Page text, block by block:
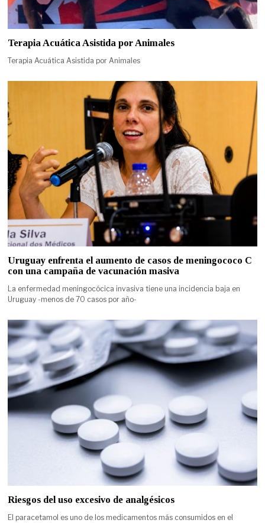
Terapia Acuática Asistida por Animales
Terapia Acuática Asistida por Animales
Uruguay enfrenta el aumento de casos de meningococo C
con una campaña de vacunación masiva
La enfermedad meningocócica invasiva tiene una incidencia baja en
Uruguay -menos de 70 casos por año-
Riesgos del uso excesivo de analgésicos
El paracetamol es uno de los medicamentos más consumidos en el